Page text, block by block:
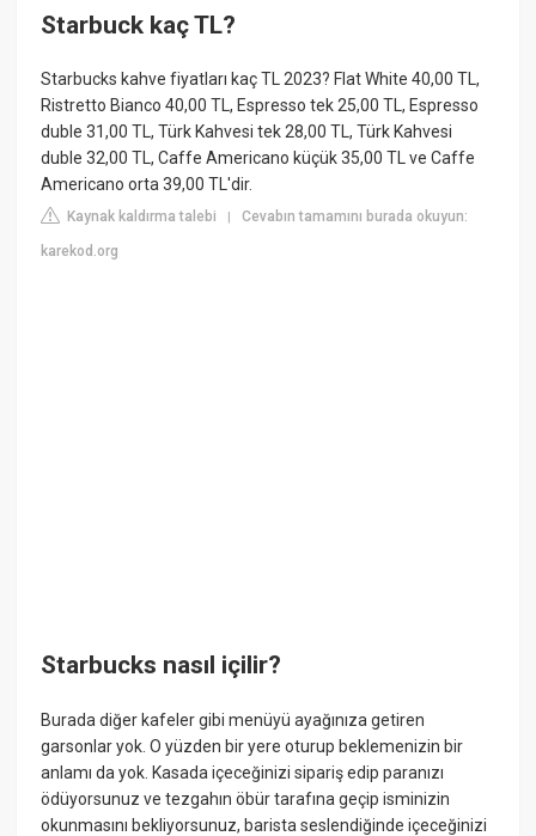
Starbuck kaç TL?
Starbucks kahve fiyatları kaç TL 2023? Flat White 40,00 TL,
Ristretto Bianco 40,00 TL, Espresso tek 25,00 TL, Espresso
duble 31,00 TL, Türk Kahvesi tek 28,00 TL, Türk Kahvesi
duble 32,00 TL, Caffe Americano küçük 35,00 TL ve Caffe
Americano orta 39,00 TL'dir.
Kaynak kaldırma talebi |Cevabın tamamını burada okuyun:
karekod.org
Starbucks nasıl içilir?
Burada diğer kafeler gibi menüyü ayağınıza getiren
garsonlar yok. O yüzden bir yere oturup beklemenizin bir
anlamı da yok. Kasada içeceğinizi sipariş edip paranızı
ödüyorsunuz ve tezgahın öbür tarafına geçip isminizin
okunmasını bekliyorsunuz, barista seslendiğinde içeceğinizi